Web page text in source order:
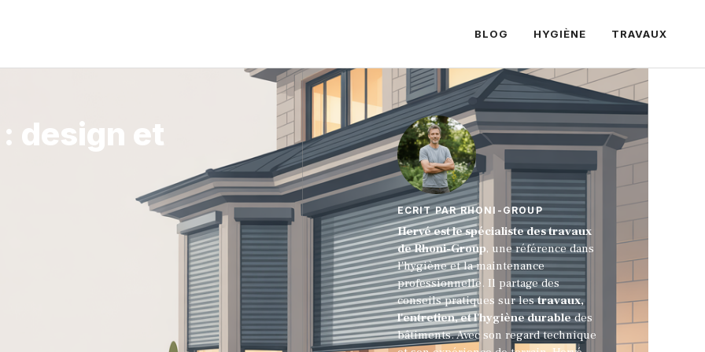
BLOG HYGIÈNE TRAVAUX
design et
ECRIT PAR RHONI-GROUP
Hervé est le spécialiste des travaux
de Rhoni-Group, une référence dans
l'hygiène et la maintenance
professionnelle. Il partage des
conseils pratiques sur lestravaux,
l'entretien, et l'hygiène durabledes
bâtiments. Avec son regard technique